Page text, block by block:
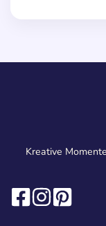
Kreative